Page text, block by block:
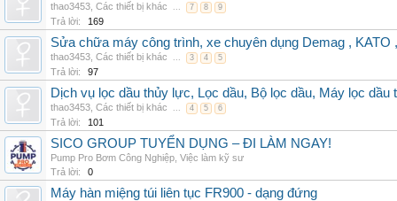
thao3453 Các thiết bị khác ... 7 8 9
Trả lời: 169
Sửa chữa máy công trình, xe chuyên dụng Demag , KATO
thao3453 Các thiết bị khác ... 3 4 5
Trả lời: 97
Dịch vụ lọc dầu thủy lực, Lọc dầu, Bộ lọc dầu, Máy lọc
thao3453 Các thiết bị khác ... 4 5 6
Trả lời: 101
SICO GROUP TUYỂN DỤNG – ĐI LÀM NGAY!
Pump Pro Bơm Công Nghiệp Việc làm kỹ sư
Trả lời:
0
Máy hàn miệng túi liên tục FR900 - dạng đứng